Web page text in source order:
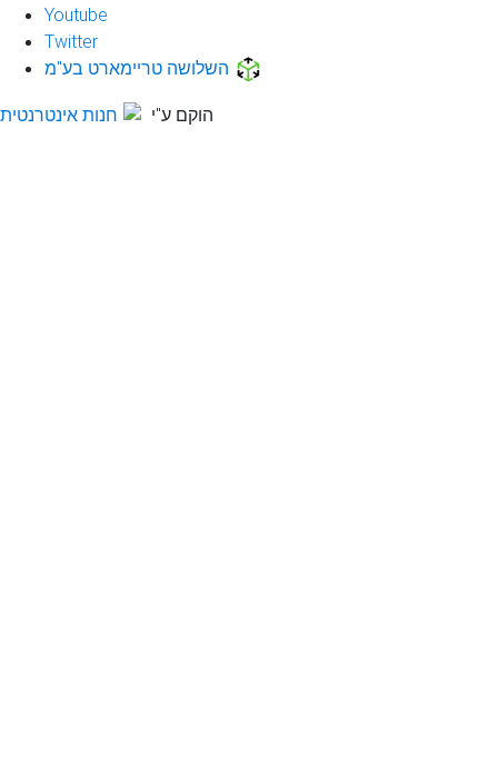
Youtube
Twitter
השלושה טריימארט בע"מ
הוקם ע"י חנות אינטרנטית